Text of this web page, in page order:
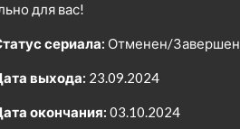
для вас!
сериала: Отменен/Завершен
выхода: 23.09.2024
окончания: 03.10.2024